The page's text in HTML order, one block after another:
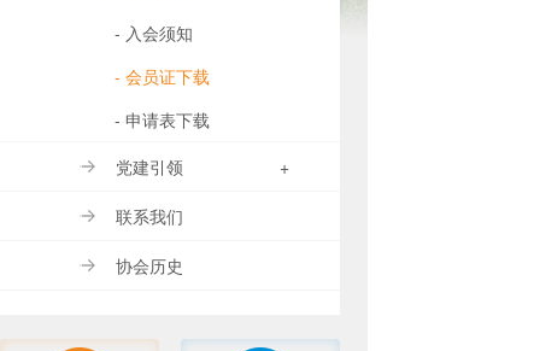
- 入会须知
- 会员证下载
- 申请表下载
党建引领
+
联系我们
协会历史